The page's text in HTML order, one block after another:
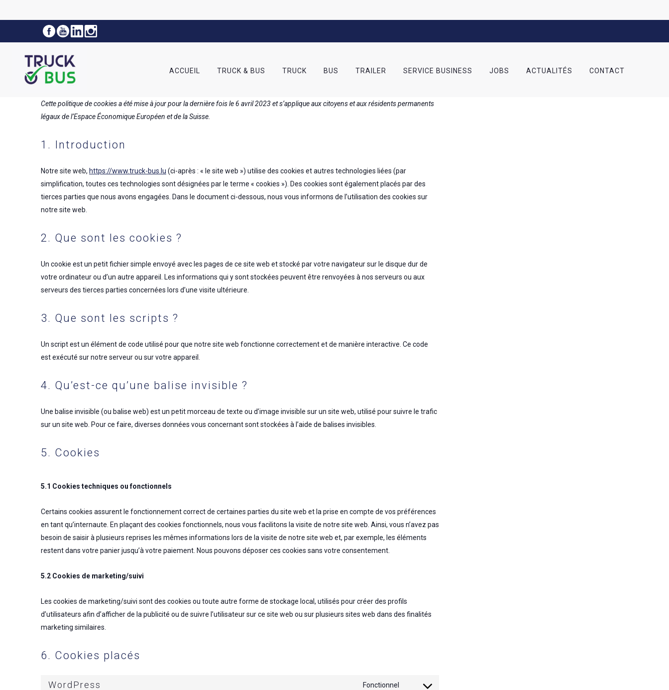
ACCUEIL TRUCK & BUS TRUCK BUS TRAILER SERVICE BUSINESS JOBS ACTUALITÉS CONTACT
Cette politique de cookies a été mise à jour pour la dernière fois le 6 avril 2023 et s’applique aux citoyens et aux résidents permanents
légaux de l’Espace Économique Européen et de la Suisse.
1. Introduction
Notre site web, https://www.truck-bus.lu (ci-après : « le site web ») utilise des cookies et autres technologies liées (par
simplification, toutes ces technologies sont désignées par le terme « cookies »). Des cookies sont également placés par des
tierces parties que nous avons engagées. Dans le document ci-dessous, nous vous informons de l’utilisation des cookies sur
notre site web.
2. Que sont les cookies ?
Un cookie est un petit fichier simple envoyé avec les pages de ce site web et stocké par votre navigateur sur le disque dur de
votre ordinateur ou d’un autre appareil. Les informations qui y sont stockées peuvent être renvoyées à nos serveurs ou aux
serveurs des tierces parties concernées lors d’une visite ultérieure.
3. Que sont les scripts ?
Un script est un élément de code utilisé pour que notre site web fonctionne correctement et de manière interactive. Ce code
est exécuté sur notre serveur ou sur votre appareil.
4. Qu’est-ce qu’une balise invisible ?
Une balise invisible (ou balise web) est un petit morceau de texte ou d’image invisible sur un site web, utilisé pour suivre le trafic
sur un site web. Pour ce faire, diverses données vous concernant sont stockées à l’aide de balises invisibles.
5. Cookies
5.1 Cookies techniques ou fonctionnels
Certains cookies assurent le fonctionnement correct de certaines parties du site web et la prise en compte de vos préférences
en tant qu’internaute. En plaçant des cookies fonctionnels, nous vous facilitons la visite de notre site web. Ainsi, vous n’avez pas
besoin de saisir à plusieurs reprises les mêmes informations lors de la visite de notre site web et, par exemple, les éléments
restent dans votre panier jusqu’à votre paiement. Nous pouvons déposer ces cookies sans votre consentement.
5.2 Cookies de marketing/suivi
Les cookies de marketing/suivi sont des cookies ou toute autre forme de stockage local, utilisés pour créer des profils
d’utilisateurs afin d’afficher de la publicité ou de suivre l’utilisateur sur ce site web ou sur plusieurs sites web dans des finalités
marketing similaires.
6. Cookies placés
WordPress Fonctionnel